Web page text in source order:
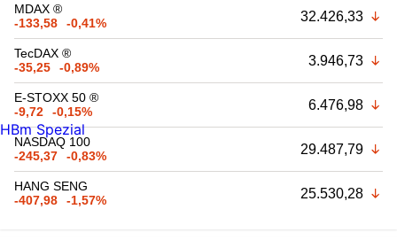
MDAX ®
-133,58
-0,41% 32.426,33
TecDAX ®
-35,25
-0,89% 3.946,73
E-STOXX 50 ®
-9,72
-0,15% 6.476,98
NASDAQ 100
-245,37
-0,83% 29.487,79
HANG SENG
-407,98
-1,57% 25.530,28
HBm Spezial